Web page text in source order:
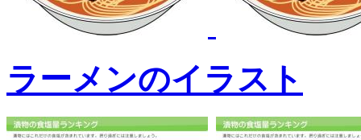
ラーメンのイラスト